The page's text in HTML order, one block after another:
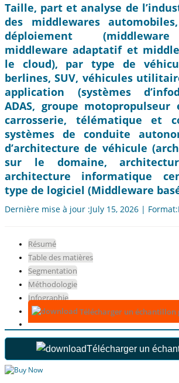
Taille, part et analyse de
des middlewares
déploiement
middleware adaptatif et
le cloud), par type de
berlines, SUV, véhicules
application (systèmes
ADAS, groupe
carrosserie, télématique et
systèmes de conduite
d’architecture de véhicule
sur le domaine,
architecture informatique
type de logiciel (Middleware
Dernière mise à jour :July 15, 2026 |
Résumé
Table des matières
Segmentation
Méthodologie
Infographie
Télécharger un
Télécharger un